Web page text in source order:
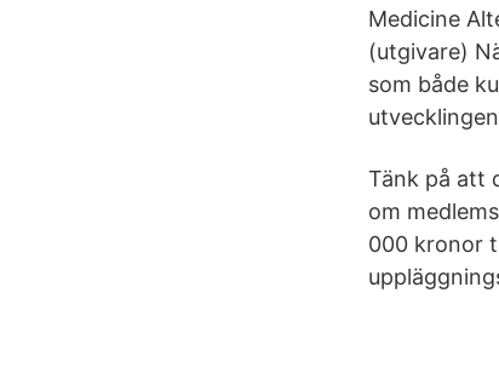
Medicine
(utgivare)
som både
Tänk på att
om
000 kronor